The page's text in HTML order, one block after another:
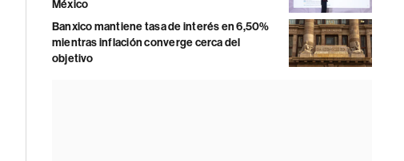
México
Banxico mantiene tasa de interés en 6,50%
mientras inflación converge cerca del
objetivo